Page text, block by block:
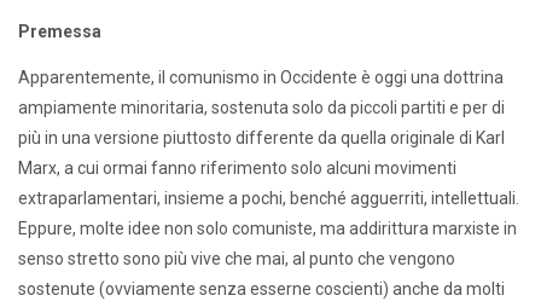
Premessa
Apparentemente, il comunismo in Occidente è oggi una dottrina
ampiamente minoritaria, sostenuta solo da piccoli partiti e per di
più in una versione piuttosto differente da quella originale di Karl
Marx, a cui ormai fanno riferimento solo alcuni movimenti
extraparlamentari, insieme a pochi, benché agguerriti, intellettuali.
Eppure, molte idee non solo comuniste, ma addirittura marxiste in
senso stretto sono più vive che mai, al punto che vengono
sostenute (ovviamente senza esserne coscienti) anche da molti